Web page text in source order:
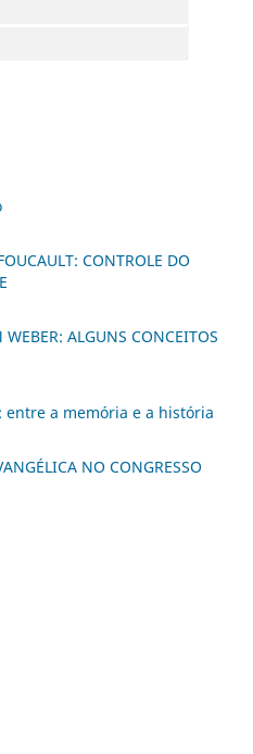
CONTROLE DO
ALGUNS CONCEITOS
entre a memória e a história
NO CONGRESSO